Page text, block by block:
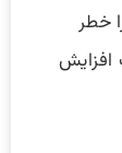
خطر